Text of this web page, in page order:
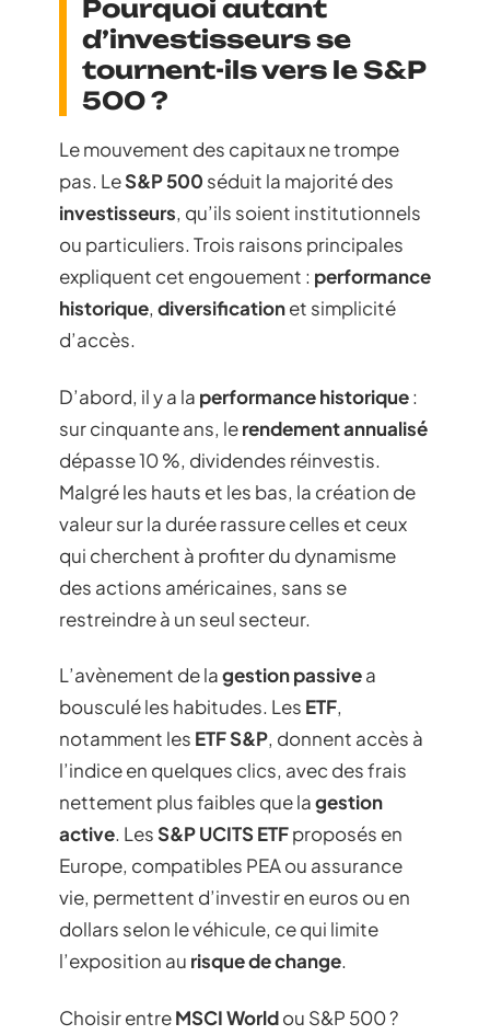
Pourquoi autant
d’investisseurs se
tournent-ils vers le S&P
500 ?
Le mouvement des capitaux ne trompe
pas. LeS&P 500 séduit la majorité des
investisseurs, qu’ils soient institutionnels
ou particuliers. Trois raisons principales
expliquent cet engouement : performance
historique, diversificationet simplicité
d’accès.
D’abord, il y a la performance historique:
sur cinquante ans, lerendement annualisé
dépasse 10 %, dividendes réinvestis.
Malgré les hauts et les bas, la création de
valeur sur la durée rassure celles et ceux
qui cherchent à profiter du dynamisme
des actions américaines, sans se
restreindre à un seul secteur.
L’avènement de lagestion passivea
bousculé les habitudes. Les ETF,
notamment les ETF S&P, donnent accès à
l’indice en quelques clics, avec des frais
nettement plus faibles que lagestion
active. Les S&P UCITS ETFproposés en
Europe, compatibles PEA ou assurance
vie, permettent d’investir en euros ou en
dollars selon le véhicule, ce qui limite
l’exposition au risque de change.
Choisir entreMSCI Worldou S&P 500 ?